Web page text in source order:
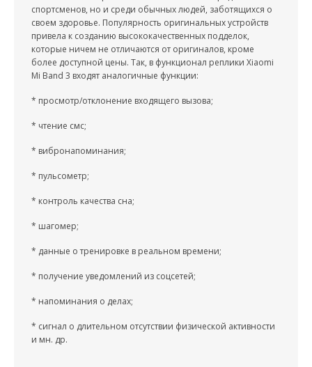
спортсменов, но и среди обычных людей, заботящихся о
своем здоровье. Популярность оригинальных устройств
привела к созданию высококачественных подделок,
которые ничем не отличаются от оригиналов, кроме
более доступной цены. Так, в функционал реплики Xiaomi
Mi Band 3 входят аналогичные функции:
* просмотр/отклонение входящего вызова;
* чтение смс;
* вибронапоминания;
* пульсометр;
* контроль качества сна;
* шагомер;
* данные о тренировке в реальном времени;
* получение уведомлений из соцсетей;
* напоминания о делах;
* сигнал о длительном отсутствии физической активности
и мн. др.